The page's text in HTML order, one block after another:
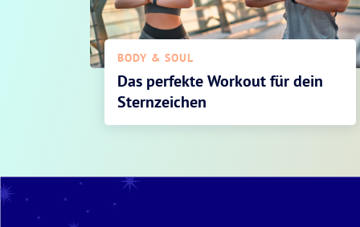
BODY & SOUL
Das perfekte Workout für dein
Sternzeichen